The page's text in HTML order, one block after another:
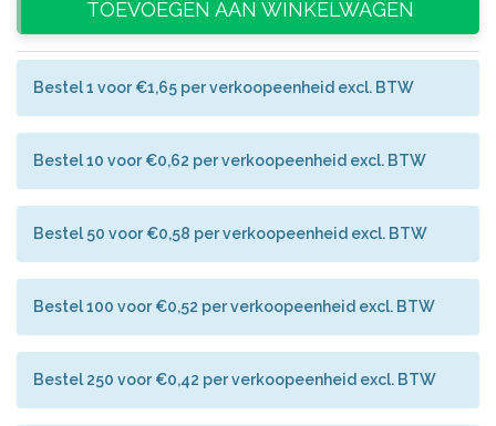
TOEVOEGEN AAN WINKELWAGEN
Bestel 1 voor €1,65 per verkoopeenheid excl. BTW
Bestel 10 voor €0,62 per verkoopeenheid excl. BTW
Bestel 50 voor €0,58 per verkoopeenheid excl. BTW
Bestel 100 voor €0,52 per verkoopeenheid excl. BTW
Bestel 250 voor €0,42 per verkoopeenheid excl. BTW